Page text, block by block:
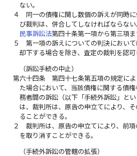
ない。
４
同一の債権に関し数個の訴えが同時
び裁判は、併合してしなければならない
民事訴訟法第四十条第一項から第三項ま
５
第一項の訴えについての判決におい
却下する場合を除き、査定の裁判を認可
（訴訟手続の中止）
第六十四条
第四十七条第五項の規定に
た場合において、当該債権に関する債
務者間の訴訟（以下「手続外訴訟」と
は、裁判所は、原告の申立てにより、
ることができる。
２
裁判所は、原告の申立てにより、前
を取り消すことができる。
（手続外訴訟の管轄の拡張）